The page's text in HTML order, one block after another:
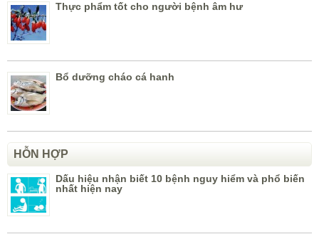
Thực phẩm tốt cho người bệnh âm hư
Bổ dưỡng cháo cá hanh
HỖN HỢP
Dấu hiệu nhận biết 10 bệnh nguy hiểm và phổ biến
nhất hiện nay